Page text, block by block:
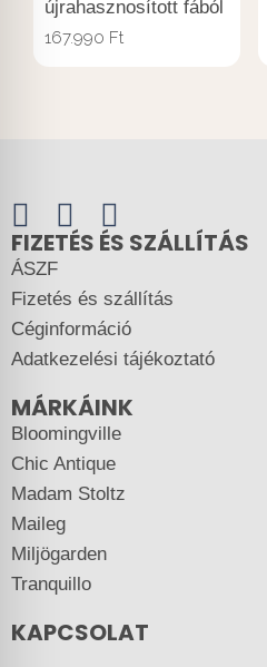
újrahasznosított fából
167.990 Ft
FIZETÉS ÉS SZÁLLÍTÁS
ÁSZF
Fizetés és szállítás
Céginformáció
Adatkezelési tájékoztató
MÁRKÁINK
Bloomingville
Chic Antique
Madam Stoltz
Maileg
Miljögarden
Tranquillo
KAPCSOLAT